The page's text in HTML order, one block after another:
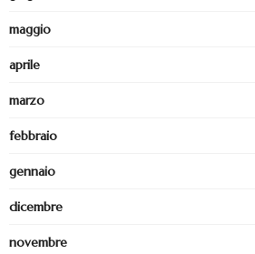
maggio
aprile
marzo
febbraio
gennaio
dicembre
novembre